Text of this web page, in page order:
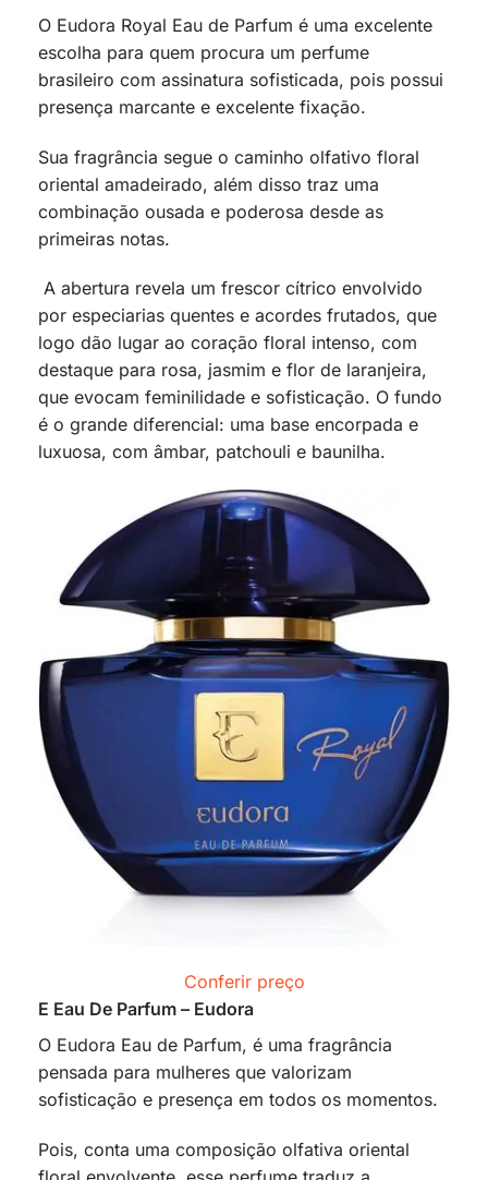
O Eudora Royal Eau de Parfum é uma excelente
escolha para quem procura um perfume
brasileiro com assinatura sofisticada, pois possui
presença marcante e excelente fixação.
Sua fragrância segue o caminho olfativo floral
oriental amadeirado, além disso traz uma
combinação ousada e poderosa desde as
primeiras notas.
A abertura revela um frescor cítrico envolvido
por especiarias quentes e acordes frutados, que
logo dão lugar ao coração floral intenso, com
destaque para rosa, jasmim e flor de laranjeira,
que evocam feminilidade e sofisticação. O fundo
é o grande diferencial: uma base encorpada e
luxuosa, com âmbar, patchouli e baunilha.
Conferir preço
E Eau De Parfum – Eudora
O Eudora Eau de Parfum, é uma fragrância
pensada para mulheres que valorizam
sofisticação e presença em todos os momentos.
Pois, conta uma composição olfativa oriental